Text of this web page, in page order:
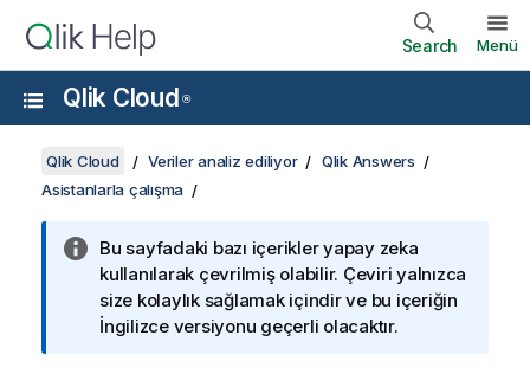
Search Menü
Qlik Cloud ®
Qlik Cloud Veriler analiz ediliyor
Qlik Answers
Asistanlarla çalışma
Bu sayfadaki bazı içerikler yapay zeka
kullanılarak çevrilmiş olabilir. Çeviri yalnızca
size kolaylık sağlamak içindir ve bu içeriğin
İngilizce versiyonu geçerli olacaktır.